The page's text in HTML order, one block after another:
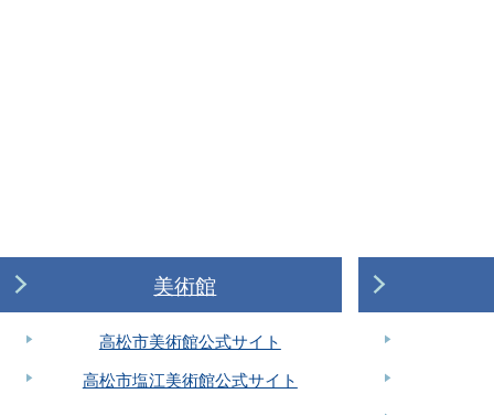
美術館
高松市美術館公式サイト
高松市塩江美術館公式サイト